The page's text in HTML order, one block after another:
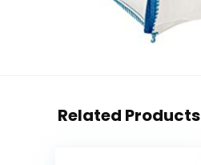
Related Products